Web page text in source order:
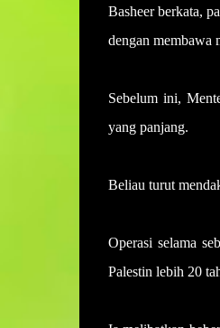
Basheer berkata,
dengan membawa
Sebelum ini,
yang panjang.
Beliau turut
Operasi selama
Palestin lebih 20